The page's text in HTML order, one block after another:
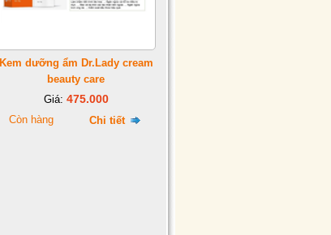
Kem dưỡng ẩm Dr.Lady cream
beauty care
Giá: 475.000
Còn hàng Chi tiết